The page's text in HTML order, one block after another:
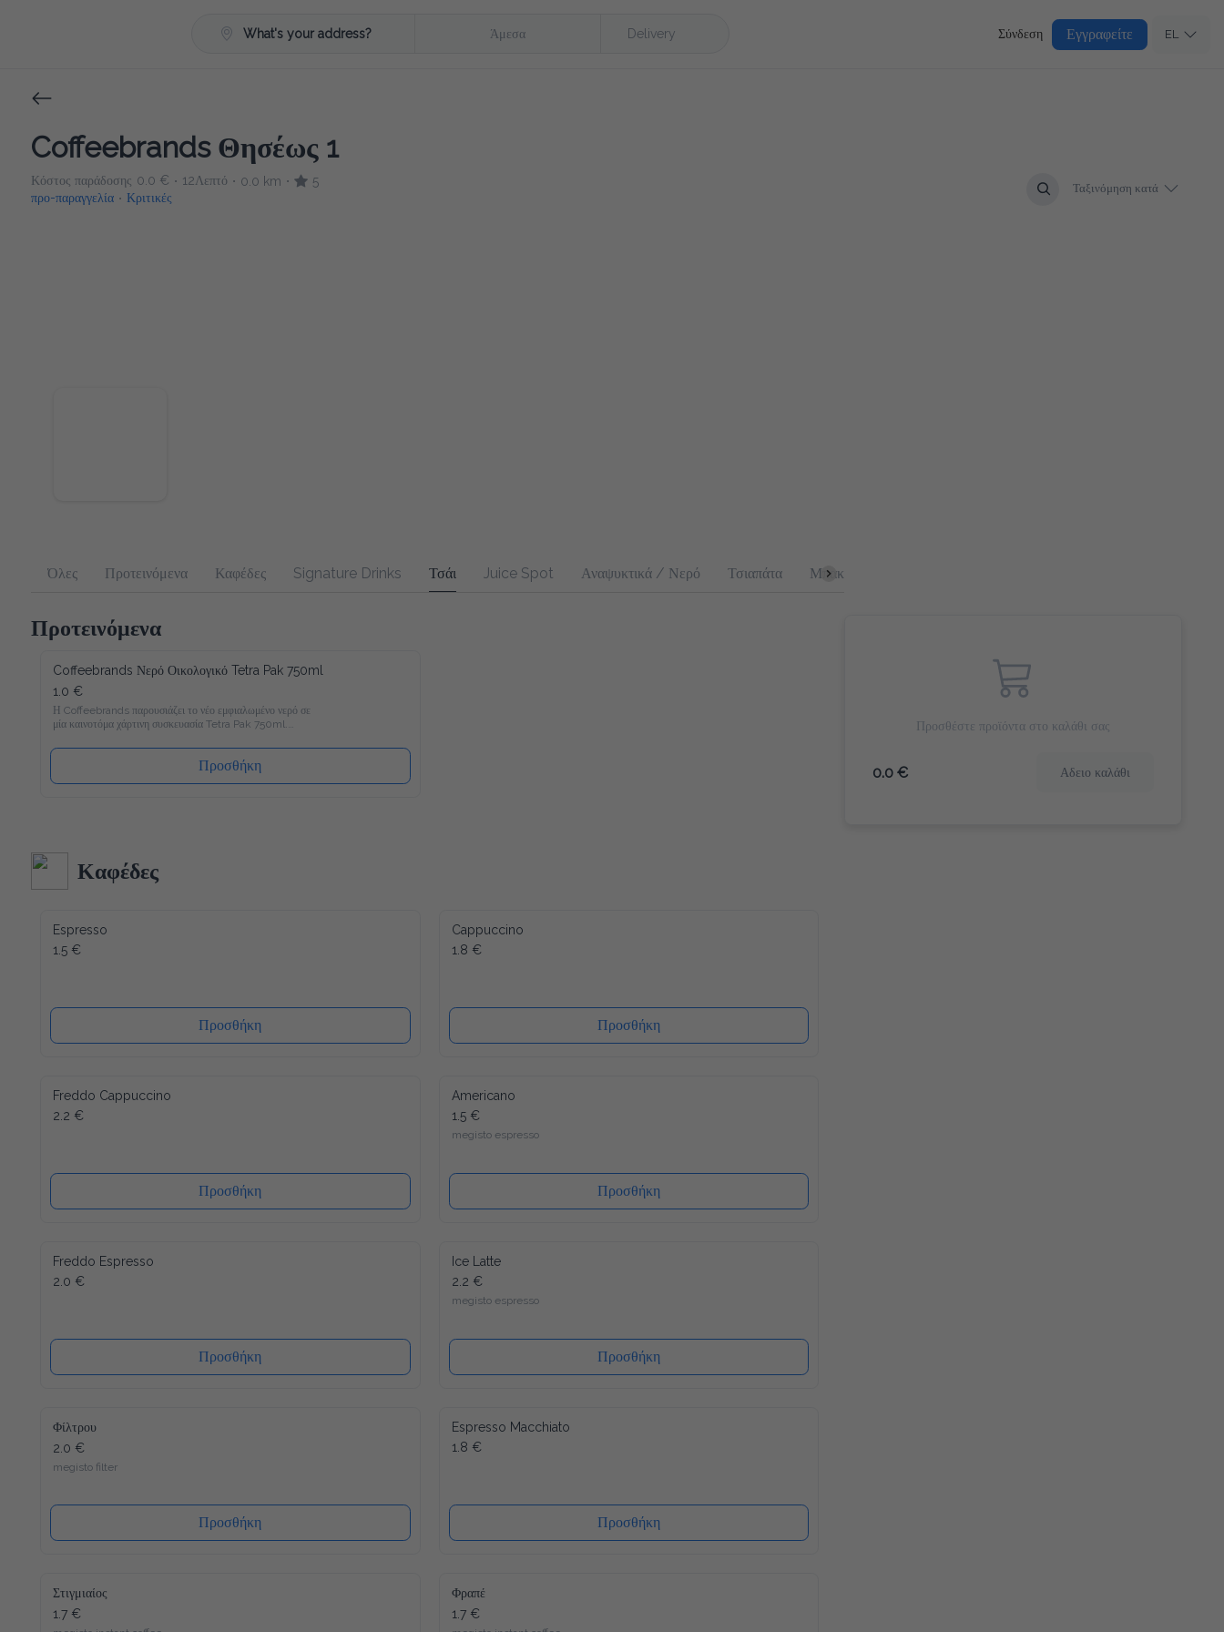
What's your address? Άμεσα Delivery Σύνδεση Εγγραφείτε EL
Coffeebrands Θησέως 1
Κόστος παράδοσης 0.0 € • 12Λεπτό • 0.0 km •
5
προ-παραγγελία • Κριτικές
Ταξινόμηση κατά
Όλες Προτεινόμενα Καφέδες Signature Drinks Τσάι Juice Spot Αναψυκτικά / Νερό Τσιαπάτα Μπακέτες
Προτεινόμενα
Coffeebrands Νερό Οικολογικό Tetra Pak 750ml
1.0 €
Η Coffeebrands παρουσιάζει το νέο εμφιαλωμένο νερό σε
μία καινοτόμα χάρτινη συσκευασία Tetra Pak 750ml.
ιδανικές αναλογίες μετάλλων και σε χάρτινη συσκευασία Tetra
Pak που θα επιτρέπει στους καταναλωτές μας να
απολαμβάνουν το εμφιαλωμένο νερό με νέο και φιλικό προς
λιγότερο δυνατό αντίκτυπο στο περιβάλλον. Ενώ ένα άλλο
πλεονέκτημα είναι ότι το καπάκι κλείνει ξανά, μετά από κάθε
χρήση, έτσι ώστε το νερό να διατηρείται πάντα φρέσκο ​​και
Προσθήκη
Καφέδες
Espresso
1.5 €
Προσθήκη
Cappuccino
1.8 €
Προσθήκη
Freddo Cappuccino
2.2 €
Προσθήκη
Americano
1.5 €
megisto espresso
Προσθήκη
Freddo Espresso
2.0 €
Προσθήκη
Ice Latte
2.2 €
megisto espresso
Προσθήκη
Φίλτρου
2.0 €
megisto filter
Προσθήκη
Espresso Macchiato
1.8 €
Προσθήκη
Στιγμιαίος
1.7 €
Φραπέ
1.7 €
Προσθέστε προϊόντα στο καλάθι σας
0.0 € Αδειο καλάθι